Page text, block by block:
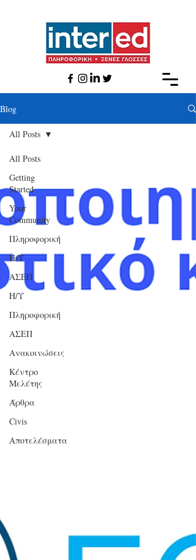
Βlog
All Posts
Getting
Started
Your
Community
Πληροφορική
Η/Υ
ΑΣΕΠ
Η/Υ
Πληροφορική
ΑΣΕΠ
Ανακοινώσεις
Κέντρο
Μελέτης
Άρθρα
Civis
Αποτελέσματα
All Posts